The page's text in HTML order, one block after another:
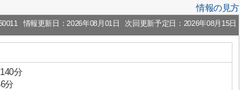
情報の見方
情報更新日：2026年08月01日 次回更新予定日：2026年08月15日
分
分